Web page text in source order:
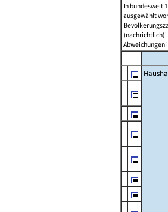
In bundesweit
ausgewählt
Abweichungen